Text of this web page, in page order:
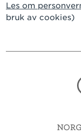
Les om
bruk av cookies)